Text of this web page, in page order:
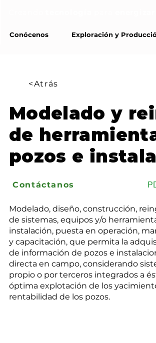
Conócenos Exploración y
<Atrás
Modelado y
de
pozos e
Contáctanos
Modelado, diseño, construcción,
de sistemas, equipos y/o
instalación, puesta en operación,
y capacitación, que permita la
de información de pozos e
directa en campo, considerando
propio o por terceros integrados a
óptima explotación de los
rentabilidad de los pozos.